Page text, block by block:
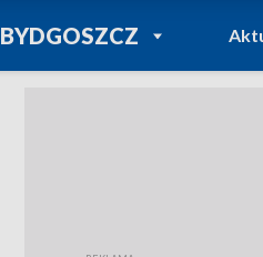
BYDGOSZCZPOWRÓT DO
TVP REGIONY